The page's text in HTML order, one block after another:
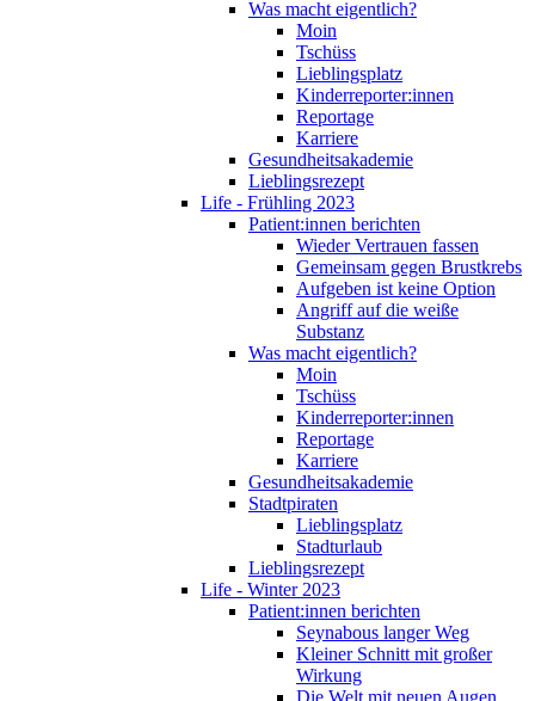
Was macht eigentlich?
Moin
Tschüss
Lieblingsplatz
Kinderreporter:innen
Reportage
Karriere
Gesundheitsakademie
Lieblingsrezept
Life - Frühling 2023
Patient:innen berichten
Wieder Vertrauen fassen
Gemeinsam gegen Brustkrebs
Aufgeben ist keine Option
Angriff auf die weiße
Substanz
Was macht eigentlich?
Moin
Tschüss
Kinderreporter:innen
Reportage
Karriere
Gesundheitsakademie
Stadtpiraten
Lieblingsplatz
Stadturlaub
Lieblingsrezept
Life - Winter 2023
Patient:innen berichten
Seynabous langer Weg
Kleiner Schnitt mit großer
Wirkung
Die Welt mit neuen Augen